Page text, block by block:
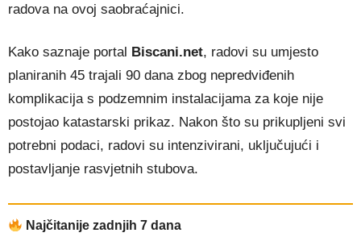
radova na ovoj saobraćajnici.
Kako saznaje portal Biscani.net, radovi su umjesto
planiranih 45 trajali 90 dana zbog nepredviđenih
komplikacija s podzemnim instalacijama za koje nije
postojao katastarski prikaz. Nakon što su prikupljeni svi
potrebni podaci, radovi su intenzivirani, uključujući i
postavljanje rasvjetnih stubova.
Najčitanije zadnjih 7 dana